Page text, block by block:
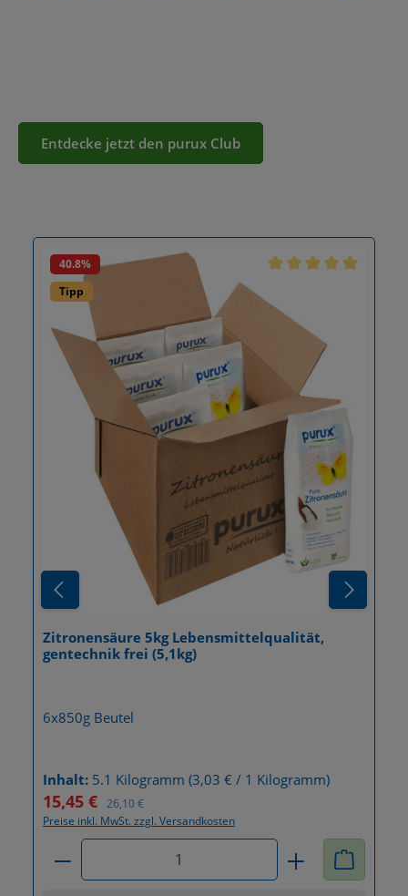
Entdecke jetzt den purux Club
Produktgalerie überspringen
40.8%
Tipp
Details
Zitronensäure 5kg Lebensmittelqualität,
gentechnik frei (5,1kg)
6x850g Beutel
Inhalt: 5.1 Kilogramm(3,03 € / 1 Kilogramm)
Verkaufspreis:
15,45 € Regulärer Preis:
26,10 €
Preise inkl. MwSt. zzgl. Versandkosten
Produkt Anzahl: Gib den gewünschten Wert